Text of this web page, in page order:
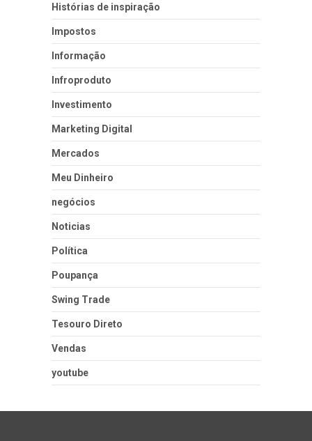
Histórias de inspiração
Impostos
Informação
Infroproduto
Investimento
Marketing Digital
Mercados
Meu Dinheiro
negócios
Noticias
Política
Poupança
Swing Trade
Tesouro Direto
Vendas
youtube